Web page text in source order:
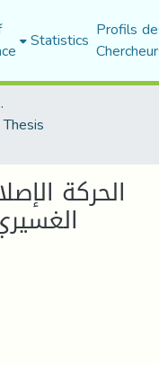
Statistics Profils
Sciences
الحركة
الغسيري